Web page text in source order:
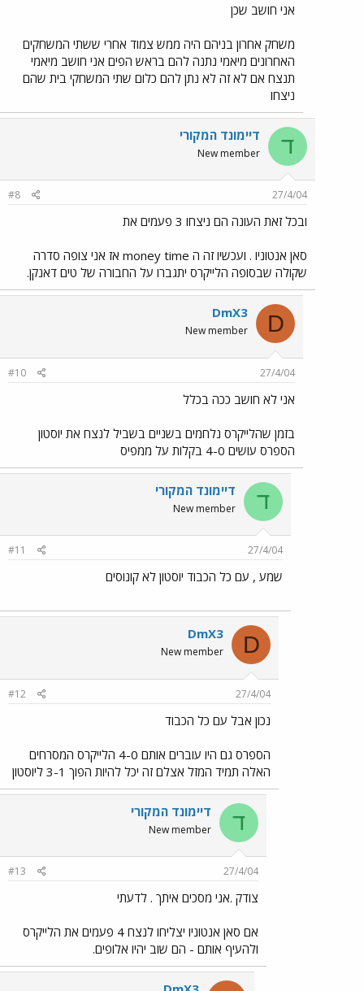
אני חושב שכן
משחק אחרון בניהם היה ממש צמוד אחרי ששתי המשחקים
האחרונים מיאמי נתנה להם בראש הפים אני חושב מיאמי
תנצח אם לא זה לא נתן להם כלום שתי המשחקי בית שהם
ניצחו
ד דיימונד המקורי
New member
27/4/04
#8
ובכל זאת העונה הם ניצחו 3 פעמים את
סאן אנטוניו . ועכשיו זה ה money time אז אני צופה סדרה
שקולה שבסופה הלייקרס יתגברו על החבורה של טים דאנקן.
D
DmX3
New member
27/4/04
#10
אני לא חושב ככה בכלל
בזמן שהלייקרס נלחמים בשניים בשביל לנצח את יוסטון
הספרס עושים 4-0 בקלות על ממפיס
ד דיימונד המקורי
New member
27/4/04
#11
שמע , עם כל הכבוד יוסטון לא קונוסים
D
DmX3
New member
27/4/04
#12
נכון אבל עם כל הכבוד
הספרס גם היו עוברים אותם 4-0 הלייקרס המסרחים
האלה תמיד המזל אצלם זה יכל להיות הפוך 3-1 ליוסטון
ד דיימונד המקורי
New member
27/4/04
#13
צודק .אני מסכים איתך . לדעתי
אם סאן אנטוניו יצליחו לנצח 4 פעמים את הלייקרס
ולהעיף אותם - הם שוב יהיו אלופים.